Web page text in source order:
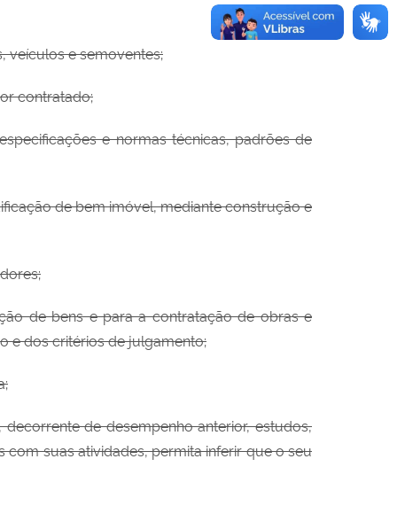
veículos e semoventes;
contratado;
e normas técnicas, padrões de
de bem imóvel, mediante construção e
de bens e para a contratação de obras e
e dos critérios de julgamento;
de desempenho anterior, estudos,
suas atividades, permita inferir que o seu